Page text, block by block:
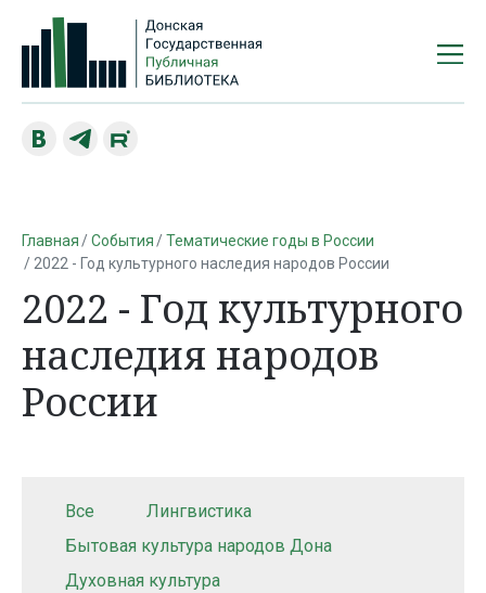
Главная События
Тематические годы в России
2022 - Год культурного наследия народов России
2022 - Год культурного
наследия народов
России
Все
Лингвистика
Бытовая культура народов Дона
Духовная культура